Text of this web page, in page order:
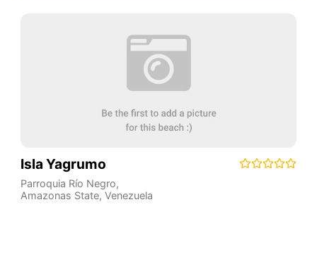
Isla Yagrumo
Parroquia Río Negro,
Amazonas State, Venezuela